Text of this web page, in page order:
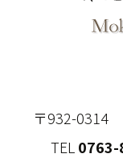
〒932-0314
TEL